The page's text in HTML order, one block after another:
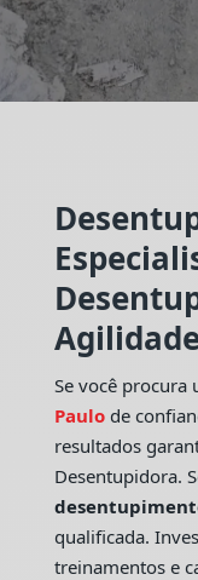
Se você procura
Paulo de
resultados
Desentupidora.
qualificada.
treinamentos e